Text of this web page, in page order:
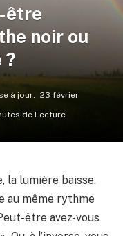
être
noir ou
?
à jour: 23 février
de Lecture
la lumière baisse,
au même rythme
être avez-vous